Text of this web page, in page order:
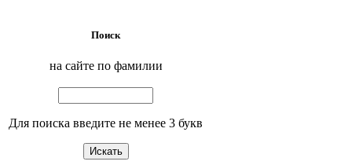
Поиск
на сайте по фамилии
Для поиска введите не менее 3 букв